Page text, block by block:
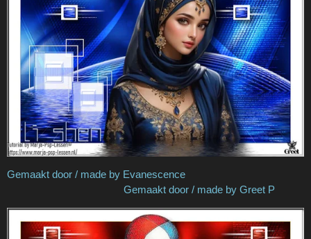
Gemaakt door / made by Evanescence
Gemaakt door / made by Greet P